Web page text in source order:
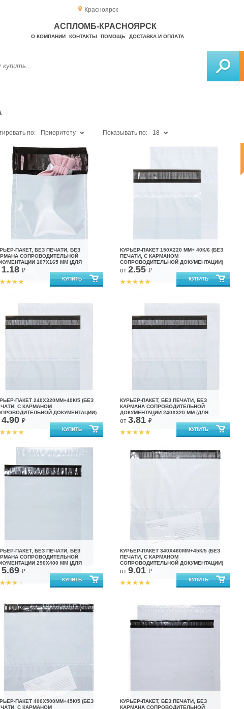
Красноярск
АСПЛОМБ-КРАСНОЯРСК
О КОМПАНИИ КОНТАКТЫ ПОМОЩЬ ДОСТАВКА И ОПЛАТА
по: Приоритету Показывать по: 18
ПАКЕТ, БЕЗ ПЕЧАТИ, БЕЗ
СОПРОВОДИТЕЛЬНОЙ
107Х165 ММ (ДЛЯ
1.18 ₽
КУРЬЕР-ПАКЕТ 150Х220 ММ+ 40К/6 (БЕЗ
ПЕЧАТИ, С КАРМАНОМ
СОПРОВОДИТЕЛЬНОЙ ДОКУМЕНТАЦИИ)
от 2.55 ₽
ПАКЕТ 240Х320ММ+40К/5 (БЕЗ
С КАРМАНОМ
ДОКУМЕНТАЦИИ)
4.90 ₽
КУРЬЕР-ПАКЕТ, БЕЗ ПЕЧАТИ, БЕЗ
КАРМАНА СОПРОВОДИТЕЛЬНОЙ
ДОКУМЕНТАЦИИ 240X320 ММ (ДЛЯ
МАРКЕТПЛЕЙСОВ)
от 3.81 ₽
ПАКЕТ, БЕЗ ПЕЧАТИ, БЕЗ
СОПРОВОДИТЕЛЬНОЙ
290Х400 ММ (ДЛЯ
5.69 ₽
КУРЬЕР-ПАКЕТ 340Х460ММ+45К/5 (БЕЗ
ПЕЧАТИ, С КАРМАНОМ
СОПРОВОДИТЕЛЬНОЙ ДОКУМЕНТАЦИИ)
от 9.01 ₽
ПАКЕТ 400Х500ММ+45К/5 (БЕЗ
С КАРМАНОМ
КУРЬЕР-ПАКЕТ, БЕЗ ПЕЧАТИ, БЕЗ
КАРМАНА СОПРОВОДИТЕЛЬНОЙ